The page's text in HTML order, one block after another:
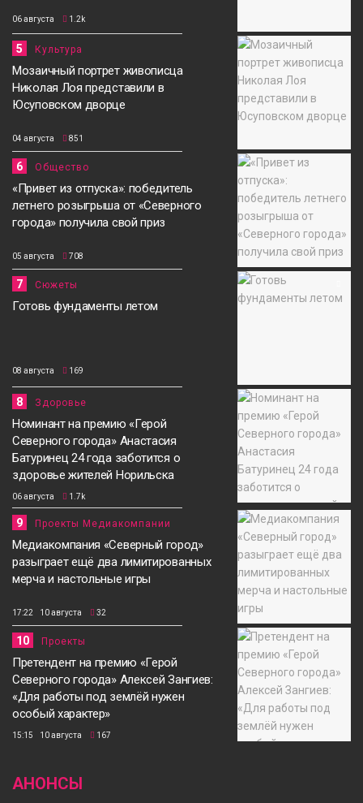
06 августа 1.2k
5 Культура
Мозаичный портрет живописца
Николая Лоя представили в
Юсуповском дворце
04 августа 851
6 Общество
«Привет из отпуска»: победитель
летнего розыгрыша от «Северного
города» получила свой приз
05 августа 708
7 Сюжеты
Готовь фундаменты летом
08 августа 169
8 Здоровье
Номинант на премию «Герой
Северного города» Анастасия
Батуринец 24 года заботится о
здоровье жителей Норильска
06 августа 1.7k
9 Проекты Медиакомпании
Медиакомпания «Северный город»
разыграет ещё два лимитированных
мерча и настольные игры
17:22 10 августа 32
10 Проекты
Претендент на премию «Герой
Северного города» Алексей Зангиев:
«Для работы под землёй нужен
особый характер»
15:15 10 августа 167
АНОНСЫ